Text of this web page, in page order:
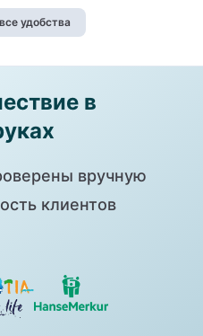
удобства
в
вручную
клиентов